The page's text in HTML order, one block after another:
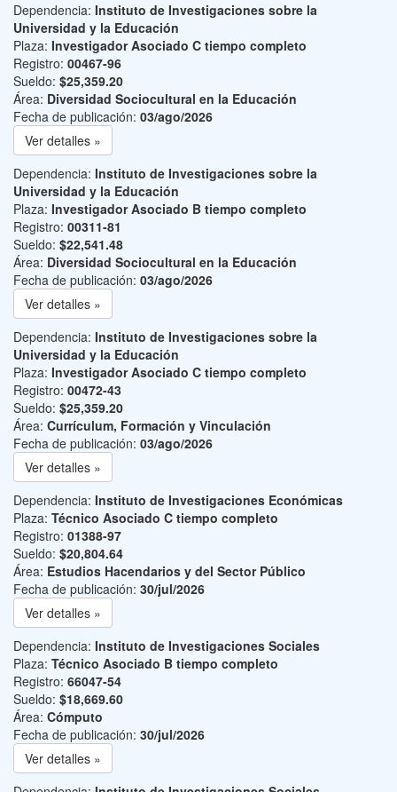
Dependencia: Instituto de Investigaciones sobre la
Universidad y la Educación
Plaza: Investigador Asociado C tiempo completo
Registro: 00467-96
Sueldo: $25,359.20
Área: Diversidad Sociocultural en la Educación
Fecha de publicación: 03/ago/2026
Ver detalles »
Dependencia: Instituto de Investigaciones sobre la
Universidad y la Educación
Plaza: Investigador Asociado B tiempo completo
Registro: 00311-81
Sueldo: $22,541.48
Área: Diversidad Sociocultural en la Educación
Fecha de publicación: 03/ago/2026
Ver detalles »
Dependencia: Instituto de Investigaciones sobre la
Universidad y la Educación
Plaza: Investigador Asociado C tiempo completo
Registro: 00472-43
Sueldo: $25,359.20
Área: Currículum, Formación y Vinculación
Fecha de publicación: 03/ago/2026
Ver detalles »
Dependencia: Instituto de Investigaciones Económicas
Plaza: Técnico Asociado C tiempo completo
Registro: 01388-97
Sueldo: $20,804.64
Área: Estudios Hacendarios y del Sector Público
Fecha de publicación: 30/jul/2026
Ver detalles »
Dependencia: Instituto de Investigaciones Sociales
Plaza: Técnico Asociado B tiempo completo
Registro: 66047-54
Sueldo: $18,669.60
Área: Cómputo
Fecha de publicación: 30/jul/2026
Ver detalles »